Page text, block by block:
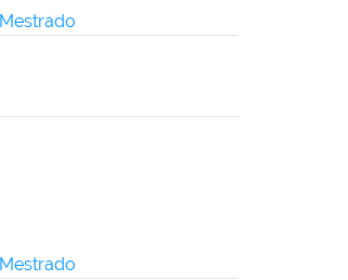
Mestrado
Mestrado